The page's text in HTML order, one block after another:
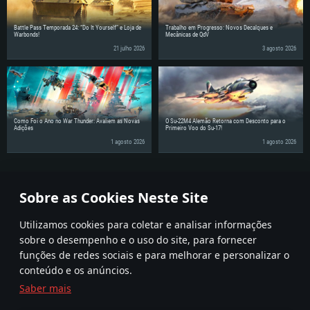
Sobre as Cookies Neste Site
Utilizamos cookies para coletar e analisar informações
sobre o desempenho e o uso do site, para fornecer
funções de redes sociais e para melhorar e personalizar o
conteúdo e os anúncios.
Saber mais
Battle Pass Temporada 24: “Do It Yourself” e Loja de
Warbonds!
21 julho 2026
Trabalho em Progresso: Novos Decalques e
Mecânicas de QdV
3 agosto 2026
Como Foi o Ano no War Thunder: Avaliem as Novas
Adições
1 agosto 2026
O Su-22M4 Alemão Retorna com Desconto para o
Primeiro Voo do Su-17!
1 agosto 2026